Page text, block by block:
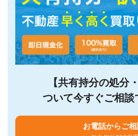
【共有持分の処分
ついて今すぐご相談
お電話からご相